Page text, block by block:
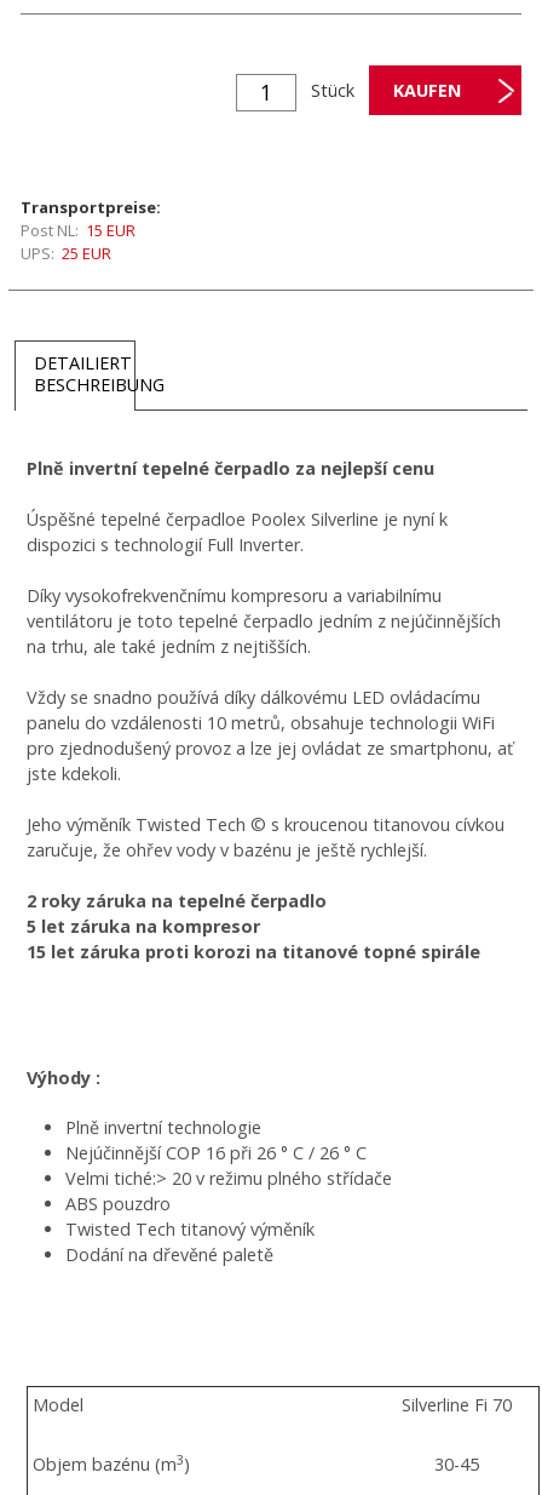
Stück
Transportpreise:
Post NL: 15 EUR
UPS: 25 EUR
DETAILIERT
BESCHREIBUNG
Plně invertní tepelné čerpadlo za nejlepší cenu
Úspěšné tepelné čerpadloe Poolex Silverline je nyní k
dispozici s technologií Full Inverter.
Díky vysokofrekvenčnímu kompresoru a variabilnímu
ventilátoru je toto tepelné čerpadlo jedním z nejúčinnějších
na trhu, ale také jedním z nejtišších.
Vždy se snadno používá díky dálkovému LED ovládacímu
panelu do vzdálenosti 10 metrů, obsahuje technologii WiFi
pro zjednodušený provoz a lze jej ovládat ze smartphonu, ať
jste kdekoli.
Jeho výměník Twisted Tech © s kroucenou titanovou cívkou
zaručuje, že ohřev vody v bazénu je ještě rychlejší.
2 roky záruka na tepelné čerpadlo
5 let záruka na kompresor
15 let záruka proti korozi na titanové topné spirále
Výhody :
Plně invertní technologie
Nejúčinnější COP 16 při 26 ° C / 26 ° C
Velmi tiché:> 20 v režimu plného střídače
ABS pouzdro
Twisted Tech titanový výměník
Dodání na dřevěné paletě
Model Silverline Fi 70
Objem bazénu (m3) 30-45